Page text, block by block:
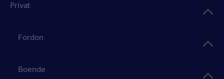
Privat
Fordon
Boende